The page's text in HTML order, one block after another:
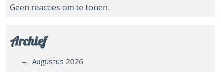
Geen reacties om te tonen.
Archief
Augustus 2026